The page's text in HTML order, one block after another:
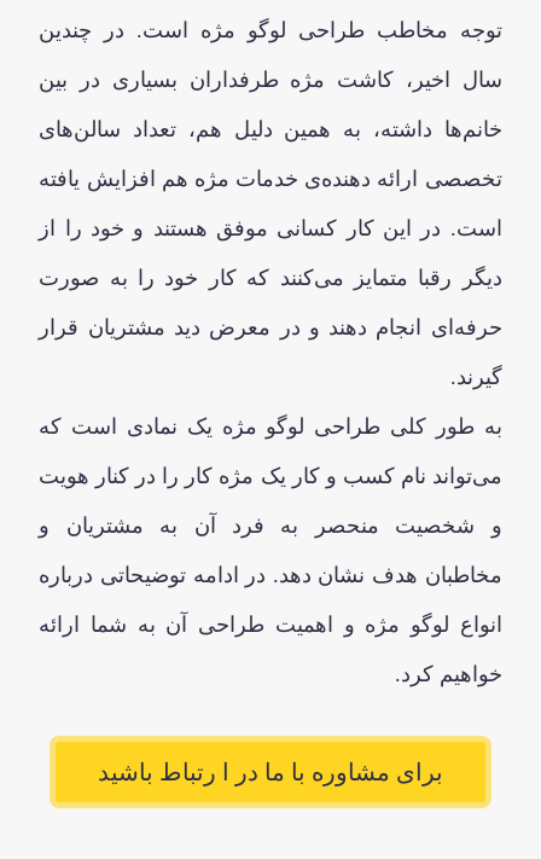
توجه مخاطب طراحی لوگو مژه است. در چندین
سال اخیر، کاشت مژه طرفداران بسیاری در بین
خانم‌ها داشته، به همین دلیل هم، تعداد سالن‌های
تخصصی ارائه دهنده‌ی خدمات مژه هم افزایش یافته
است. در این کار کسانی موفق هستند و خود را از
دیگر رقبا متمایز می‌کنند که کار خود را به صورت
حرفه‌ای انجام دهند و در معرض دید مشتریان قرار
گیرند.
به طور کلی طراحی لوگو مژه یک نمادی است که
می‌تواند نام کسب و کار یک مژه کار را در کنار هویت
و شخصیت منحصر به فرد آن به مشتریان و
مخاطبان هدف نشان دهد. در ادامه توضیحاتی درباره
انواع لوگو مژه و اهمیت طراحی آن به شما ارائه
خواهیم کرد.
برای مشاوره با ما در ا رتباط باشید